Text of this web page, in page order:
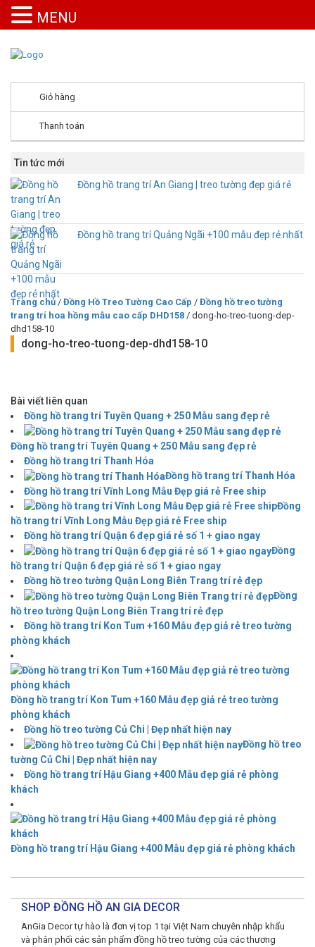
Giỏ hàng
Thanh toán
Tin tức mới
Đồng hồ trang trí An Giang | treo tường đẹp giá rẻ
Đồng hồ trang trí Quảng Ngãi +100 mẫu đẹp rẻ nhất
Trang chủ / Đồng Hồ Treo Tường Cao Cấp / Đồng hồ treo tường
trang trí hoa hồng mẫu cao cấp DHD158 / dong-ho-treo-tuong-dep-
dhd158-10
dong-ho-treo-tuong-dep-dhd158-10
Bài viết liên quan
Đồng hồ trang trí Tuyên Quang + 250 Mẫu sang đẹp rẻ
Đồng hồ trang trí Tuyên Quang + 250 Mẫu sang đẹp rẻ
Đồng hồ trang trí Thanh Hóa
Đồng hồ trang trí Thanh Hóa
Đồng hồ trang trí Vĩnh Long Mẫu Đẹp giá rẻ Free ship
Đồng
hồ trang trí Vĩnh Long Mẫu Đẹp giá rẻ Free ship
Đồng hồ trang trí Quận 6 đẹp giá rẻ số 1 + giao ngay
Đồng
hồ trang trí Quận 6 đẹp giá rẻ số 1 + giao ngay
Đồng hồ treo tường Quận Long Biên Trang trí rẻ đẹp
Đồng
hồ treo tường Quận Long Biên Trang trí rẻ đẹp
Đồng hồ trang trí Kon Tum +160 Mẫu đẹp giả rẻ treo tường
phòng khách
Đồng hồ trang trí Kon Tum +160 Mẫu đẹp giả rẻ treo tường
phòng khách
Đồng hồ treo tường Củ Chi | Đẹp nhất hiện nay
Đồng hồ treo
tường Củ Chi | Đẹp nhất hiện nay
Đồng hồ trang trí Hậu Giang +400 Mẫu đẹp giá rẻ phòng
khách
Đồng hồ trang trí Hậu Giang +400 Mẫu đẹp giá rẻ phòng khách
SHOP ĐỒNG HỒ AN GIA DECOR
AnGia Decor tự hào là đơn vị top 1 tại Việt Nam chuyên nhập khẩu
và phân phối các sản phẩm đồng hồ treo tường của các thương
MENU